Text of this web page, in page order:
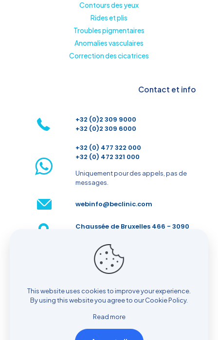
Contours des yeux
Rides et plis
Troubles pigmentaires
Anomalies vasculaires
Correction des cicatrices
Contact et info
+32 (0)2 309 9000
+32 (0)2 309 6000
+32 (0) 477 322 000
+32 (0) 472 321 000
Uniquement pour des appels, pas de
messages.
webinfo@beclinic.com
Chaussée de Bruxelles 466 - 3090
Prenez rendez-vous
© 2026 BeClinic| All Rights Reserved |
Privacy policy
This website uses cookies to improve your experience.
By using this website you agree to ourCookie Policy.
Read more